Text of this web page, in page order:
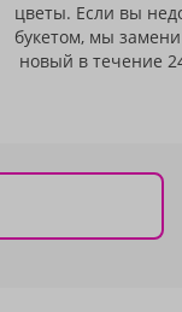
цветы. Если вы
букетом, мы
новый в течение